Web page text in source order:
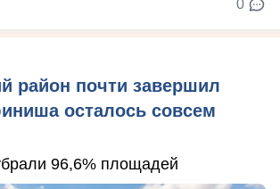
0
район почти завершил
осталось совсем
96,6% площадей